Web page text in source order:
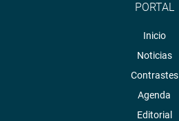
PORTAL
Inicio
Noticias
Contrastes
Agenda
Editorial